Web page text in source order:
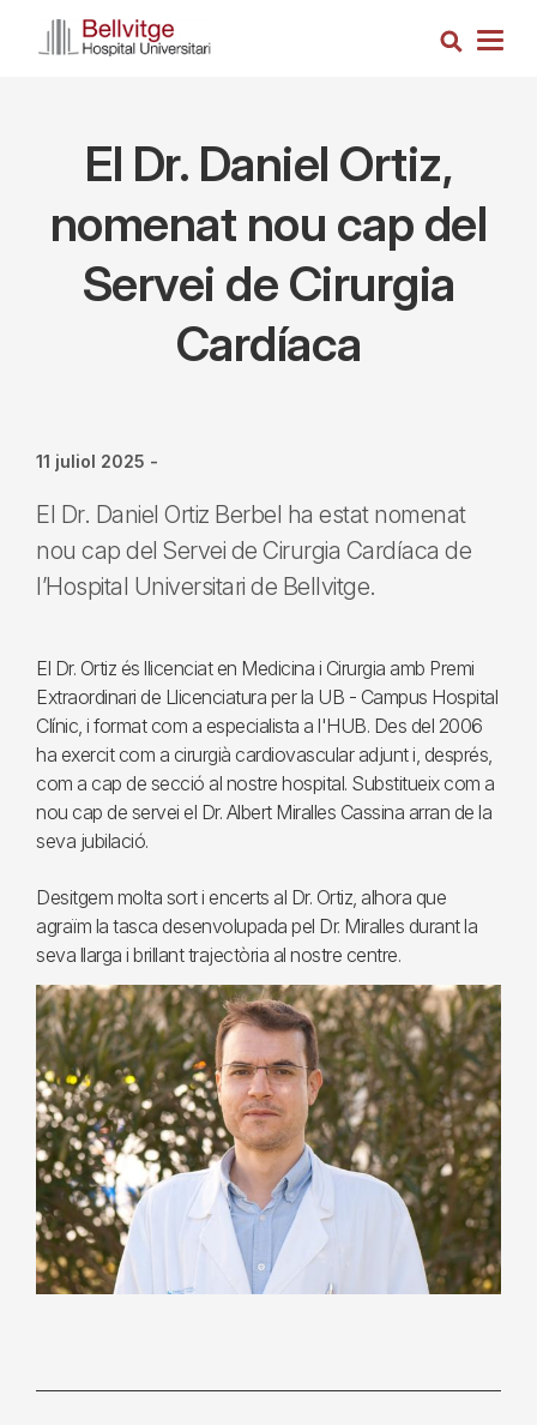
Cerca
El Dr. Daniel Ortiz,
nomenat nou cap del
Servei de Cirurgia
Cardíaca
11 juliol 2025 -
El Dr. Daniel Ortiz Berbel ha estat nomenat
nou cap del Servei de Cirurgia Cardíaca de
l’Hospital Universitari de Bellvitge.
El Dr. Ortiz és llicenciat en Medicina i Cirurgia amb Premi
Extraordinari de Llicenciatura per la UB - Campus Hospital
Clínic, i format com a especialista a l'HUB. Des del 2006
ha exercit com a cirurgià cardiovascular adjunt i, després,
com a cap de secció al nostre hospital. Substitueix com a
nou cap de servei el Dr. Albert Miralles Cassina arran de la
seva jubilació.
Desitgem molta sort i encerts al Dr. Ortiz, alhora que
agraïm la tasca desenvolupada pel Dr. Miralles durant la
seva llarga i brillant trajectòria al nostre centre.